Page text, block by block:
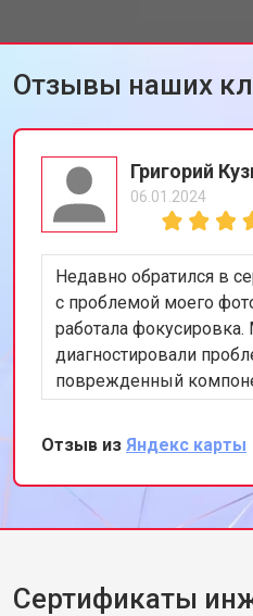
Отзывы наших
Григорий
06.01.2024
Недавно обратился в
с проблемой моего
работала фокусировка.
диагностировали
поврежденный
скоростью и
этот сервис всем, кто
профессионализм и
Отзыв из Яндекс карты
Сертификаты